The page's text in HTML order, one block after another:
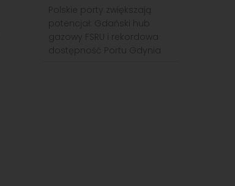
Polskie porty zwiększają
potencjał: Gdański hub
gazowy FSRU i rekordowa
dostępność Portu Gdynia